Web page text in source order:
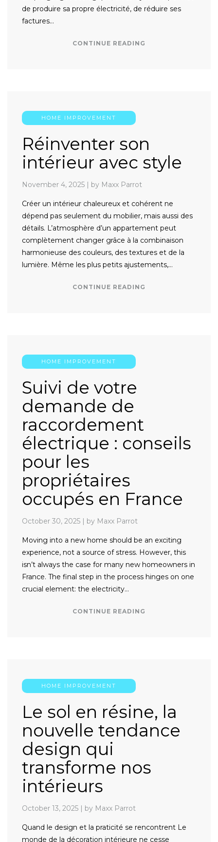
de produire sa propre électricité, de réduire ses
factures…
CONTINUE READING
HOME IMPROVEMENT
Réinventer son
intérieur avec style
November 4, 2025 | by Maxx Parrot
Créer un intérieur chaleureux et cohérent ne
dépend pas seulement du mobilier, mais aussi des
détails. L’atmosphère d’un appartement peut
complètement changer grâce à la combinaison
harmonieuse des couleurs, des textures et de la
lumière. Même les plus petits ajustements,…
CONTINUE READING
HOME IMPROVEMENT
Suivi de votre
demande de
raccordement
électrique : conseils
pour les
propriétaires
occupés en France
October 30, 2025 | by Maxx Parrot
Moving into a new home should be an exciting
experience, not a source of stress. However, this
isn’t always the case for many new homeowners in
France. The final step in the process hinges on one
crucial element: the electricity…
CONTINUE READING
HOME IMPROVEMENT
Le sol en résine, la
nouvelle tendance
design qui
transforme nos
intérieurs
October 13, 2025 | by Maxx Parrot
Quand le design et la praticité se rencontrent Le
monde de la décoration intérieure ne cesse